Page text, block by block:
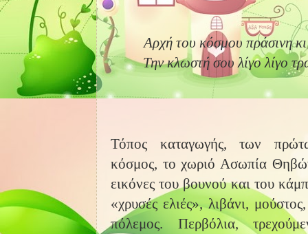
Αρχή του κόσμου πράσινη
Την κλωστή σου λίγο λίγο
Τόπος καταγωγής, των
κόσμος, το χωριό Ασωπία
εικόνες του βουνού και του
«χρυσές ελιές», λιβάνι,
πόλεμος. Περβόλια,